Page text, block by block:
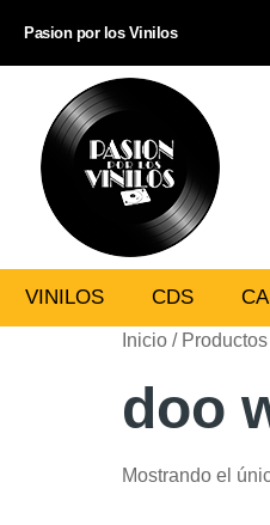
Pasion por los Vinilos
VINILOS CDS
Inicio /
doo
Mostrando el